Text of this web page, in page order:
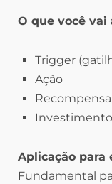
O que você vai
Trigger
Ação
Recompensa
Aplicação para
Fundamental